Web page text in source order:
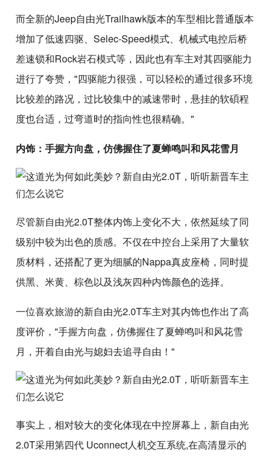
而全新的Jeep自由光Trailhawk版本的车型相比普通版本
增加了低速四驱、Selec-Speed模式、机械式电控后桥
差速锁和Rock岩石模式等，因此也有车主对其四驱能力
进行了夸赞，"四驱能力很强，可以轻松的通过很多环境
比较差的路况，过比较集中的减速带时，悬挂的软碩程
度也台适，过弯道时的指向性也很精确。"
内饰：手握方向盘，仿佛握住了夏蝉鸣叫和风花雪月
尽管新自由光2.0T整体内饰上变化不大，依然延续了同
级别中较为出色的质感。不仅在中控台上采用了大量软
质材料，还搭配了更为细腻的Nappa真皮座椅，同时提
供黑、米黄、棕色以及浅灰四种内饰颜色的选择。
一位喜欢旅游的新自由光2.0T车主对其内饰也作出了高
度评价，"手握方向盘，仿佛握住了夏蝉鸣叫和风花雪
月，开着自由光与媳妇去追寻自由！"
事实上，相对较大的变化体现在中控屏幕上，新自由光
2.0T采用第四代 Uconnect人机交互系统,在高清显示的